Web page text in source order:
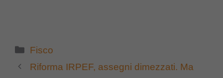
Categorie
Fisco
Riforma IRPEF, assegni dimezzati. Ma